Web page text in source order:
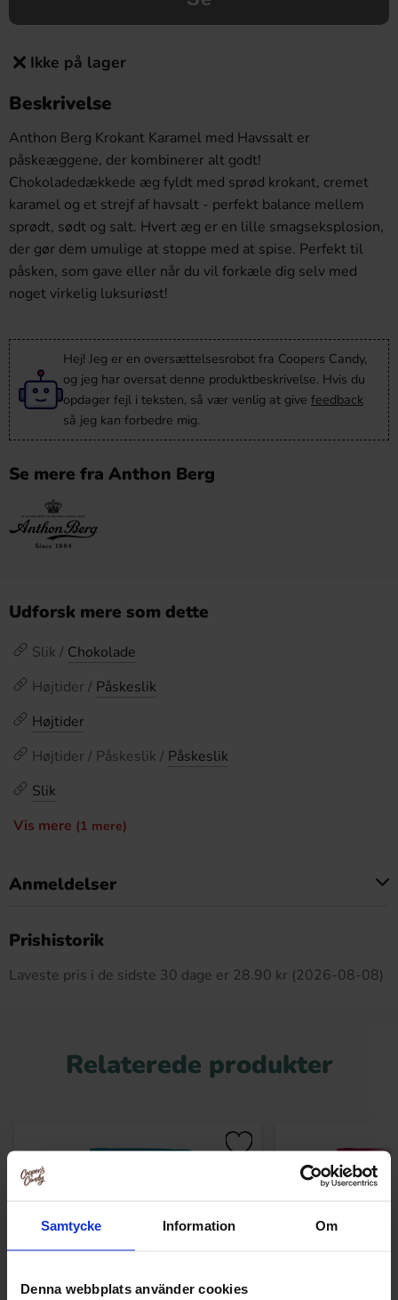
Samtycke Information Om
Denna webbplats använder cookies
Ikke på lager
Beskrivelse
Anthon Berg Krokant Karamel med Havssalt er
påskeæggene, der kombinerer alt godt!
Chokoladedækkede æg fyldt med sprød krokant, cremet
karamel og et strejf af havsalt - perfekt balance mellem
sprødt, sødt og salt. Hvert æg er en lille smagseksplosion,
der gør dem umulige at stoppe med at spise. Perfekt til
påsken, som gave eller når du vil forkæle dig selv med
noget virkelig luksuriøst!
Hej! Jeg er en oversættelsesrobot fra Coopers Candy,
og jeg har oversat denne produktbeskrivelse. Hvis du
opdager fejl i teksten, så vær venlig at give feedback
så jeg kan forbedre mig.
Se mere fra Anthon Berg
Udforsk mere som dette
Slik / Chokolade
Højtider / Påskeslik
Højtider
Højtider / Påskeslik / Påskeslik
Slik
Vis mere (1 mere)
Anmeldelser
Prishistorik
Laveste pris i de sidste 30 dage er 28.90 kr (2026-08-08)
Relaterede produkter